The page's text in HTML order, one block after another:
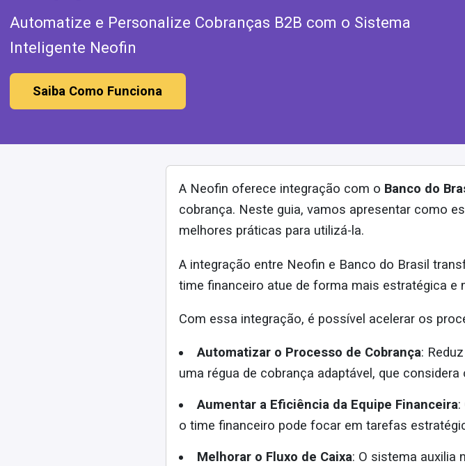
Automatize e Personalize Cobranças B2B com o Sistema
Inteligente Neofin
Saiba Como Funciona
A Neofin oferece integração com o Banco do
cobrança. Neste guia, vamos apresentar como
melhores práticas para utilizá-la.
A integração entre Neofin e Banco do Brasil
time financeiro atue de forma mais estratégica e
Com essa integração, é possível acelerar os
Automatizar o Processo de Cobrança:
uma régua de cobrança adaptável, que
Aumentar a Eficiência da Equipe Financeira:
o time financeiro pode focar em tarefas
Melhorar o Fluxo de Caixa: O sistema auxilia